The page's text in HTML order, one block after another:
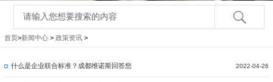
首页>新闻中心 > 政策资讯 >
什么是企业联合标准？成都维诺斯回答您 2022-04-26